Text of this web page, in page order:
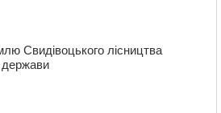
Свидівоцького лісництва
держави